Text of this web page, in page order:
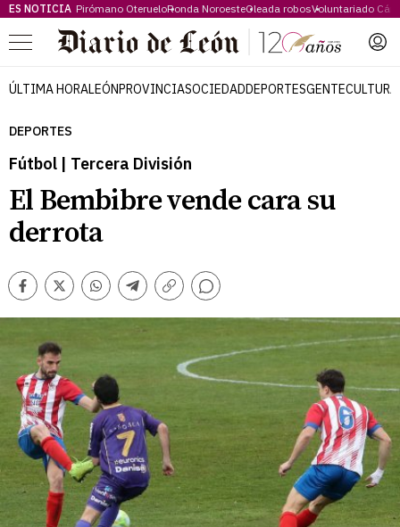
ES NOTICIA Pirómano OterueloRonda NoroesteOleada robosVoluntariado
Menú
ÚLTIMA HORALEÓNPROVINCIASOCIEDADDEPORTESGENTECULTURA
DEPORTES
Fútbol | Tercera División
El Bembibre vende cara su
derrota
Facebook
TwitterWhatsappTelegram
Copiar
Comentarios